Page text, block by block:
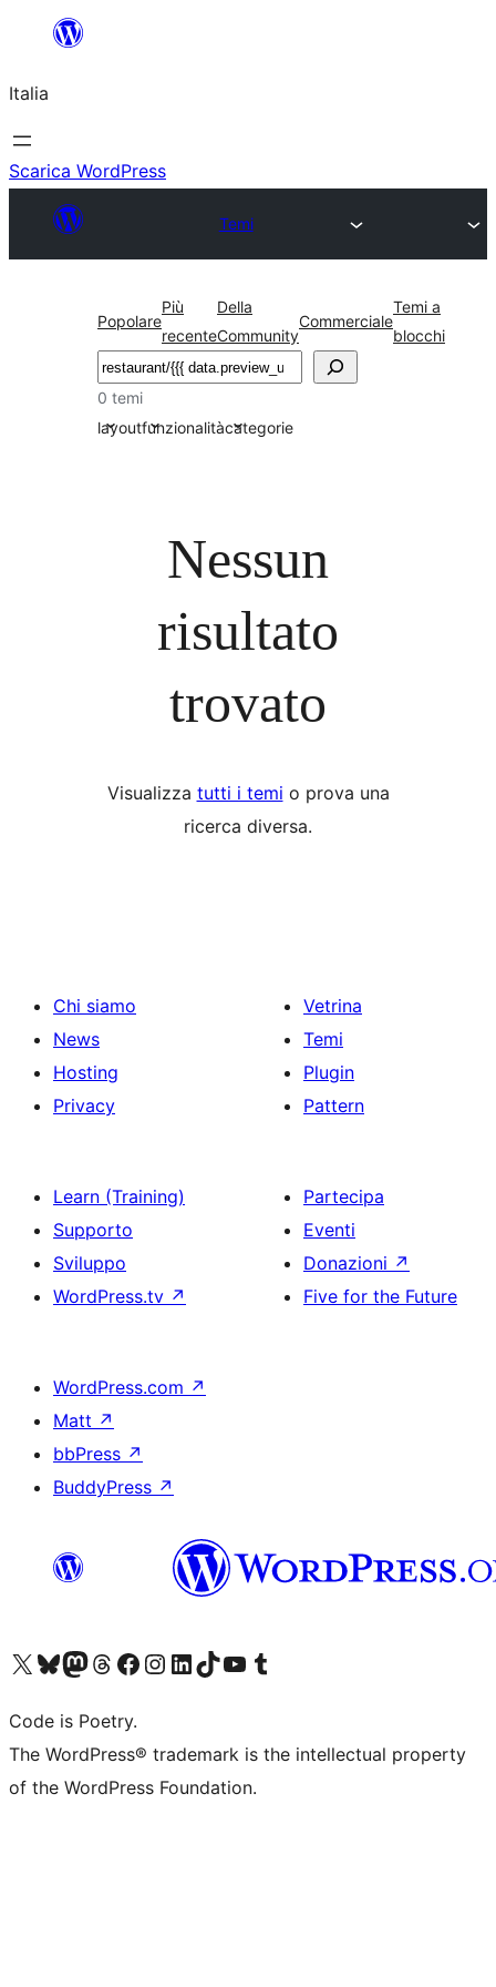
contenuto
Italia
Scarica WordPress
Temi
Popolare
Più
recente
Della
Community
Commerciale
Temi a
blocchi
Cerca
0 temi
layoutfunzionalitàcategorie
Nessun
risultato
trovato
Visualizza tutti i temi o prova una
ricerca diversa.
Chi siamo
News
Hosting
Privacy
Vetrina
Temi
Plugin
Pattern
Learn (Training)
Supporto
Sviluppo
WordPress.tv ↗
Partecipa
Eventi
Donazioni ↗
Five for the Future
WordPress.com ↗
Matt ↗
bbPress ↗
BuddyPress ↗
Visita il nostro account X (ex Twitter)
Visita il nostro account Bluesky
Visita il nostro account Mastodon
Visita il nostro account Threads
Visita la nostra pagina Facebook
Visita il nostro account Instagram
Visita il nostro account LinkedIn
Visita il nostro account TikTok
Visita il nostro canale YouTube
Visita il nostro account Tumblr
Code is Poetry.
The WordPress® trademark is the intellectual property
of the WordPress Foundation.